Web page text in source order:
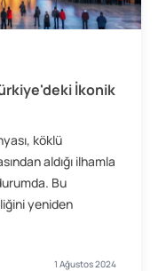
İkonik
köklü
aldığı ilhamla
Bu
yeniden
1 Ağustos 2024